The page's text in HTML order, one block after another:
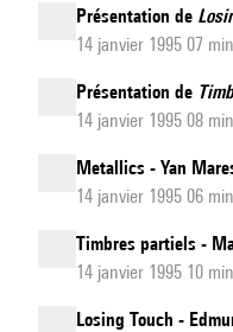
Présentation de
14 janvier 1995 07 min
Présentation de
14 janvier 1995 08 min
Metallics - Yan
14 janvier 1995 06 min
Timbres partiels -
14 janvier 1995 10 min
Losing Touch -